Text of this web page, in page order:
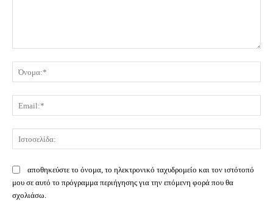
αποθηκεύστε το όνομα, το ηλεκτρονικό ταχυδρομείο και τον ιστότοπό
μου σε αυτό το πρόγραμμα περιήγησης για την επόμενη φορά που θα
σχολιάσω.